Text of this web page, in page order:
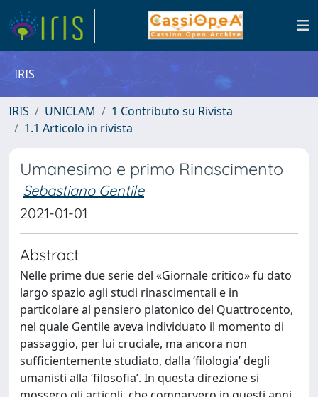
IRIS
IRIS UNICLAM
1 Contributo su Rivista
1.1 Articolo in rivista
Umanesimo e primo Rinascimento
Sebastiano Gentile
2021-01-01
Abstract
Nelle prime due serie del «Giornale critico» fu dato
largo spazio agli studi rinascimentali e in
particolare al pensiero platonico del Quattrocento,
nel quale Gentile aveva individuato il momento di
passaggio, per lui cruciale, ma ancora non
sufﬁcientemente studiato, dalla ‘ﬁlologia’ degli
umanisti alla ‘ﬁlosoﬁa’. In questa direzione si